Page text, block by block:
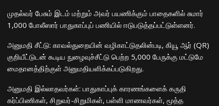
​முதல்வர் பேசும் இடம் மற்றும் அவர் பயணிக்கும் பாதைகளில் சுமார்
1,000 போலீஸார் பாதுகாப்புப் பணியில் ஈடுபடுத்தப்பட்டுள்ளனர்.
​அனுமதி சீட்டு: காவல்துறையின் வழிகாட்டுதலின்படி, கியூ ஆர் (QR)
குறியீட்டுடன் கூடிய நுழைவுச்சீட்டு பெற்ற 5,000 பேருக்கு மட்டுமே
மைதானத்திற்குள் அனுமதியளிக்கப்படுகிறது.
​அனுமதி இல்லாதவர்கள்: பாதுகாப்புக் காரணங்களைக் கருதி
கர்ப்பிணிகள், சிறுவர்-சிறுமிகள், பள்ளி மாணவர்கள், மூத்த